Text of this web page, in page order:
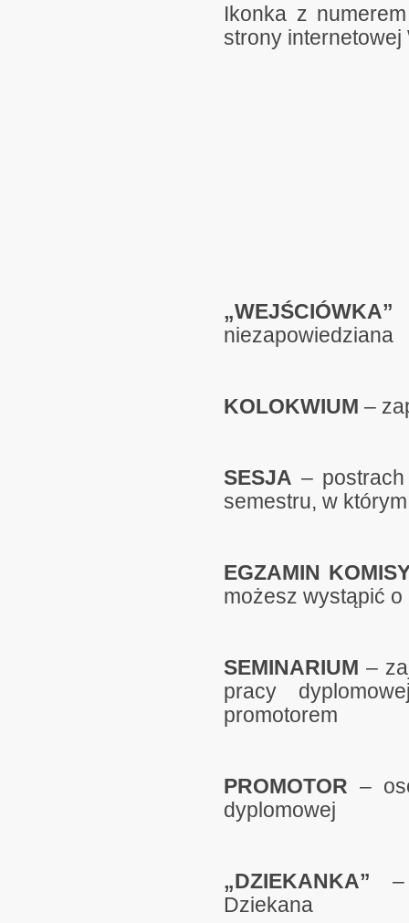
Ikonka z
strony internetowej
„WEJŚCIÓWKA”
niezapowiedziana
KOLOKWIUM –
SESJA –
semestru, w
EGZAMIN
możesz wystąpić
SEMINARIUM –
pracy
promotorem
PROMOTOR –
dyplomowej
„DZIEKANKA” –
Dziekana